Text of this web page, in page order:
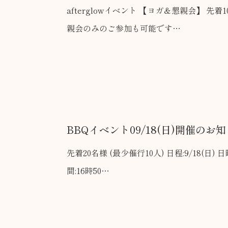
afterglowイベント 【ヨガ＆懇親会】 先着10名様 ※ヨガのみ、懇
親会のみのご参加も可能です…
BBQイベント09/18(日)開催のお
先着20名様 (最少催行10人) 日程:9/18(日) 日時:17時スタート 集合時
間:16時50…